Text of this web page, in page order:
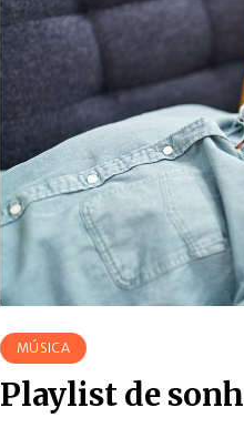
MÚSICA
Playlist de